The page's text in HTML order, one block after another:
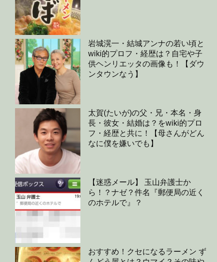
岩城滉一・結城アンナの若い頃と
wiki的プロフ・経歴は？自宅や子
供ヘンリエッタの画像も！【ダウ
ンタウンなう】
太賀(たいが)の父・兄・本名・身
長・彼女・結婚は？をwiki的プロ
フ・経歴と共に！【母さんがどん
なに僕を嫌いでも】
【迷惑メール】 玉山弁護士か
ら！？ナゼ？件名『郵便局の近く
のホテルで』？
おすすめ！クセになるラーメン ず